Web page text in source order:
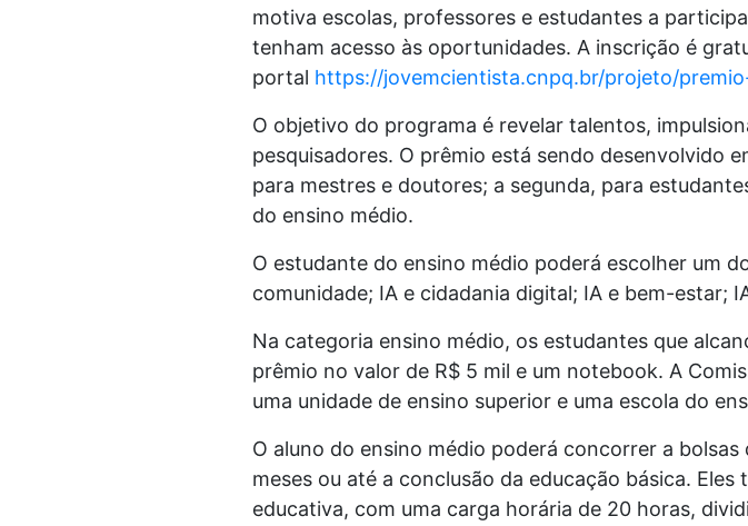
motiva escolas, professores e estudantes a
tenham acesso às oportunidades. A inscrição é
portal https://jovemcientista.cnpq.br/projeto/
O objetivo do programa é revelar talentos,
pesquisadores. O prêmio está sendo desenvolvido
para mestres e doutores; a segunda, para
do ensino médio.
O estudante do ensino médio poderá escolher um
comunidade; IA e cidadania digital; IA e bem-estar;
Na categoria ensino médio, os estudantes que
prêmio no valor de R$ 5 mil e um notebook. A
uma unidade de ensino superior e uma escola do
O aluno do ensino médio poderá concorrer a
meses ou até a conclusão da educação básica.
educativa, com uma carga horária de 20 horas,